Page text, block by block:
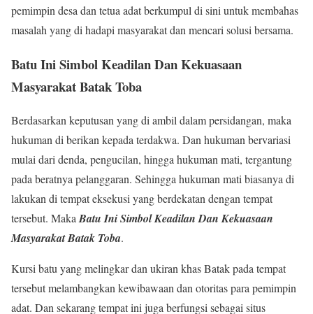
pemimpin desa dan tetua adat berkumpul di sini untuk membahas
masalah yang di hadapi masyarakat dan mencari solusi bersama.
Batu Ini Simbol Keadilan Dan Kekuasaan
Masyarakat Batak Toba
Berdasarkan keputusan yang di ambil dalam persidangan, maka
hukuman di berikan kepada terdakwa. Dan hukuman bervariasi
mulai dari denda, pengucilan, hingga hukuman mati, tergantung
pada beratnya pelanggaran. Sehingga hukuman mati biasanya di
lakukan di tempat eksekusi yang berdekatan dengan tempat
tersebut. MakaBatu Ini Simbol Keadilan Dan Kekuasaan
Masyarakat Batak Toba.
Kursi batu yang melingkar dan ukiran khas Batak pada tempat
tersebut melambangkan kewibawaan dan otoritas para pemimpin
adat. Dan sekarang tempat ini juga berfungsi sebagai situs